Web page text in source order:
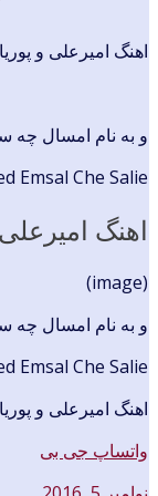
اهنگ امیرعلی و
و به نام امسال چه
Emsal Che Salie
اهنگ
(image)
و به نام امسال چه
Emsal Che Salie
اهنگ امیرعلی و
واتساپ جی بی